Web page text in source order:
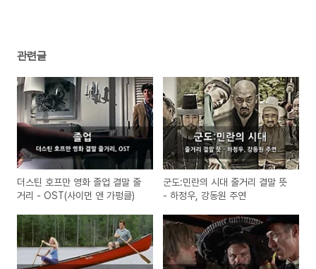
관련글
더스틴 호프만 영화 졸업 결말 줄
거리 - OST(사이먼 앤 가펑클)
군도:민란의 시대 줄거리 결말 뜻
- 하정우, 강동원 주연